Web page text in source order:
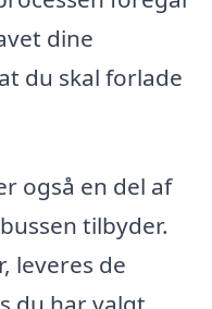
dine
du skal forlade
også en del af
tilbyder.
leveres de